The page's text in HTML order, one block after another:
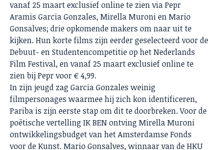
vanaf 25 maart exclusief online te zien via Pepr
Aramis Garcia Gonzales, Mirella Muroni en Mario
Gonsalves; drie opkomende makers om naar uit te
kijken. Hun korte films zijn eerder geselecteerd voor de
Debuut- en Studentencompetitie op het Nederlands
Film Festival, en vanaf 25 maart exclusief online te
zien bij Pepr voor € 4,99.
In zijn jeugd zag Garcia Gonzales weinig
filmpersonages waarmee hij zich kon identificeren,
Pariba is zijn eerste stap om dit te doorbreken. Voor de
poëtische vertelling IK BEN ontving Mirella Muroni
ontwikkelingsbudget van het Amsterdamse Fonds
voor de Kunst. Mario Gonsalves, winnaar van de HKU